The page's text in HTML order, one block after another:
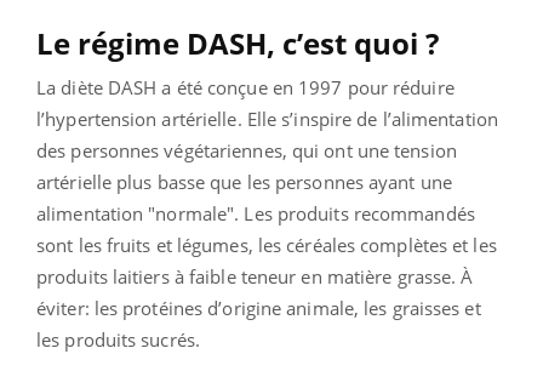
Le régime DASH, c’est quoi ?
La diète DASH a été conçue en 1997 pour réduire
l’hypertension artérielle. Elle s’inspire de l’alimentation
des personnes végétariennes, qui ont une tension
artérielle plus basse que les personnes ayant une
alimentation "normale". Les produits recommandés
sont les fruits et légumes, les céréales complètes et les
produits laitiers à faible teneur en matière grasse.À
éviter: les protéines d’origine animale, les graisses et
les produits sucrés.